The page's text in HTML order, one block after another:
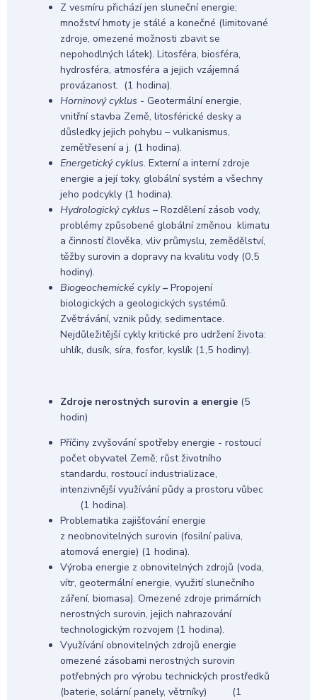
Z vesmíru přichází jen sluneční energie;
množství hmoty je stálé a konečné (limitované
zdroje, omezené možnosti zbavit se
nepohodlných látek). Litosféra, biosféra,
hydrosféra, atmosféra a jejich vzájemná
provázanost. (1 hodina).
Horninový cyklus - Geotermální energie,
vnitřní stavba Země, litosférické desky a
důsledky jejich pohybu – vulkanismus,
zemětřesení a j. (1 hodina).
Energetický cyklus. Externí a interní zdroje
energie a její toky, globální systém a všechny
jeho podcykly (1 hodina).
Hydrologický cyklus – Rozdělení zásob vody,
problémy způsobené globální změnou klimatu
a činností člověka, vliv průmyslu, zemědělství,
těžby surovin a dopravy na kvalitu vody (0,5
hodiny).
Biogeochemické cykly– Propojení
biologických a geologických systémů.
Zvětrávání, vznik půdy, sedimentace.
Nejdůležitější cykly kritické pro udržení života:
uhlík, dusík, síra, fosfor, kyslík (1,5 hodiny).
Zdroje nerostných surovin a energie(5
hodin)
Příčiny zvyšování spotřeby energie - rostoucí
počet obyvatel Země; růst životního
standardu, rostoucí industrializace,
intenzivnější využívání půdy a prostoru vůbec
(1 hodina).
Problematika zajišťování energie
z neobnovitelných surovin (fosilní paliva,
atomová energie) (1 hodina).
Výroba energie z obnovitelných zdrojů (voda,
vítr, geotermální energie, využití slunečního
záření, biomasa). Omezené zdroje primárních
nerostných surovin, jejich nahrazování
technologickým rozvojem (1 hodina).
Využívání obnovitelných zdrojů energie
omezené zásobami nerostných surovin
potřebných pro výrobu technických prostředků
(baterie, solární panely, větrníky) (1